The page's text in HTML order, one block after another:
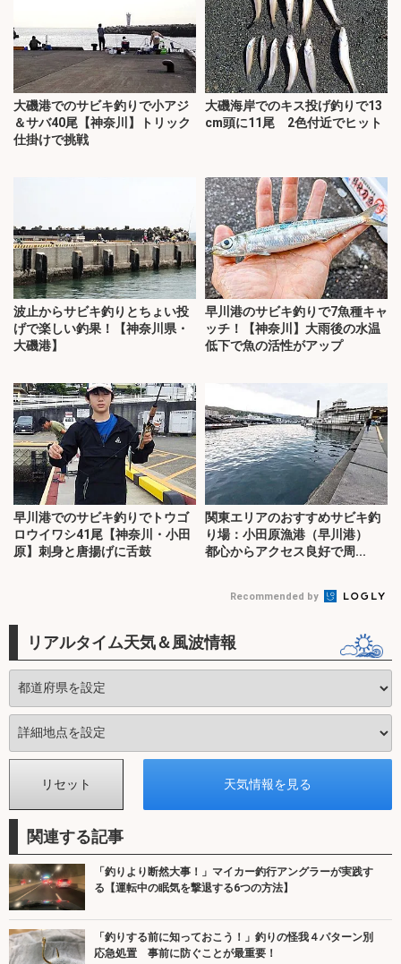
大磯港でのサビキ釣りで小アジ
＆サバ40尾【神奈川】トリック
仕掛けで挑戦
大磯海岸でのキス投げ釣りで13
cm頭に11尾 2色付近でヒット
波止からサビキ釣りとちょい投
げで楽しい釣果！【神奈川県・
大磯港】
早川港のサビキ釣りで7魚種キャ
ッチ！【神奈川】大雨後の水温
低下で魚の活性がアップ
早川港でのサビキ釣りでトウゴ
ロウイワシ41尾【神奈川・小田
原】刺身と唐揚げに舌鼓
関東エリアのおすすめサビキ釣
り場：小田原漁港（早川港）
都心からアクセス良好で周...
Recommended by
リアルタイム天気＆風波情報
関連する記事
「釣りより断然大事！」マイカー釣行アングラーが実践す
る【運転中の眠気を撃退する6つの方法】
「釣りする前に知っておこう！」釣りの怪我４パターン別
応急処置 事前に防ぐことが最重要！